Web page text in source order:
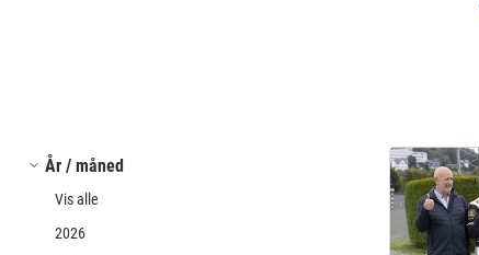
År / måned
Vis alle
2026